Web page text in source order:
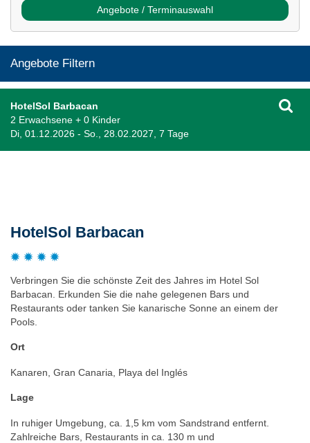
Angebote / Terminauswahl
Angebote Filtern
HotelSol Barbacan
2 Erwachsene + 0 Kinder
Di, 01.12.2026 - So., 28.02.2027, 7 Tage
HotelSol Barbacan
Verbringen Sie die schönste Zeit des Jahres im Hotel Sol
Barbacan. Erkunden Sie die nahe gelegenen Bars und
Restaurants oder tanken Sie kanarische Sonne an einem der
Pools.
Ort
Kanaren, Gran Canaria, Playa del Inglés
Lage
In ruhiger Umgebung, ca. 1,5 km vom Sandstrand entfernt.
Zahlreiche Bars, Restaurants in ca. 130 m und